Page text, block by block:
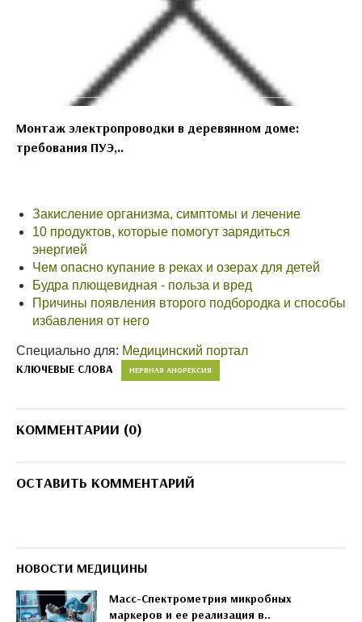
Монтаж электропроводки в деревянном доме:
требования ПУЭ,..
Закисление организма, симптомы и лечение
10 продуктов, которые помогут зарядиться
энергией
Чем опасно купание в реках и озерах для детей
Будра плющевидная - польза и вред
Причины появления второго подбородка и способы
избавления от него
Специально для: Медицинский портал
КЛЮЧЕВЫЕ СЛОВА НЕРВНАЯ АНОРЕКСИЯ
КОММЕНТАРИИ (0)
ОСТАВИТЬ КОММЕНТАРИЙ
НОВОСТИ МЕДИЦИНЫ
Масс-Спектрометрия микробных
маркеров и ее реализация в..